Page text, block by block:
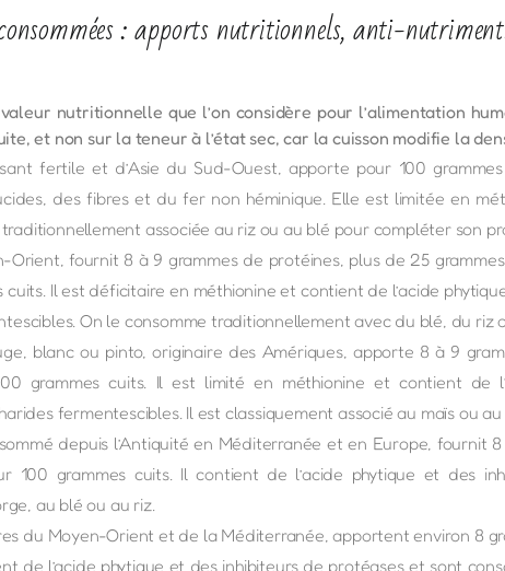
: apports nutritionnels, anti-
nutritionnelle que l’on considère pour l’alimentation
et non sur la teneur à l’état sec, car la cuisson modifie la
fertile et d’Asie du Sud-Ouest, apporte pour 100
des fibres et du fer non héminique. Elle est limitée en
associée au riz ou au blé pour compléter son
Orient, fournit 8 à 9 grammes de protéines, plus de 25
cuits. Il est déficitaire en méthionine et contient de l’acide
On le consomme traditionnellement avec du blé, du riz
blanc ou pinto, originaire des Amériques, apporte 8 à 9
grammes cuits. Il est limité en méthionine et contient de
fermentescibles. Il est classiquement associé au maïs ou au
depuis l’Antiquité en Méditerranée et en Europe, fournit
100 grammes cuits. Il contient de l’acide phytique et des
au blé ou au riz.
du Moyen-Orient et de la Méditerranée, apportent environ 8
de l’acide phytique et des inhibiteurs de protéases et sont